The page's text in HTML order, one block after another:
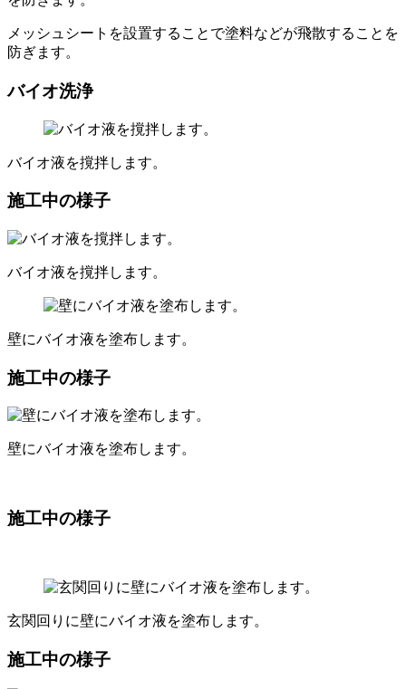
メッシュシートを設置することで塗料などが飛散することを
防ぎます。
バイオ洗浄
バイオ液を撹拌します。
施工中の様子
バイオ液を撹拌します。
壁にバイオ液を塗布します。
施工中の様子
壁にバイオ液を塗布します。
施工中の様子
玄関回りに壁にバイオ液を塗布します。
施工中の様子